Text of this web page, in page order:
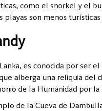
como el snorkel y el
playas son menos
es conocida por ser
alberga una reliquia del
de la Humanidad por la
de la Cueva de